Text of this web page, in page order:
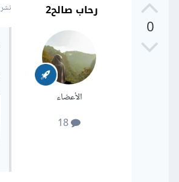
0
رحاب صالح2
الأعضاء
نشر